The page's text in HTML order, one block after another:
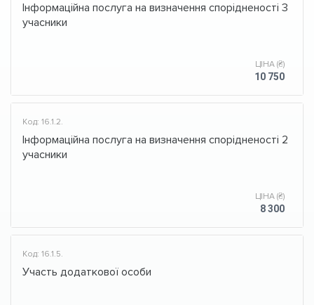
Інформаційна послуга на визначення спорідненості 3
учасники
ЦІНА (₴)
10 750
Код: 16.1.2.
Інформаційна послуга на визначення спорідненості 2
учасники
ЦІНА (₴)
8 300
Код: 16.1.5.
Участь додаткової особи